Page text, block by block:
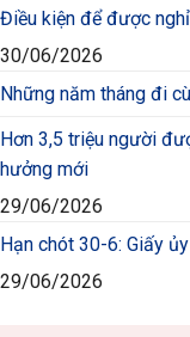
Điều kiện để được
30/06/2026
Những năm tháng đi
Hơn 3,5 triệu người
hưởng mới
29/06/2026
Hạn chót 30-6: Giấy
29/06/2026